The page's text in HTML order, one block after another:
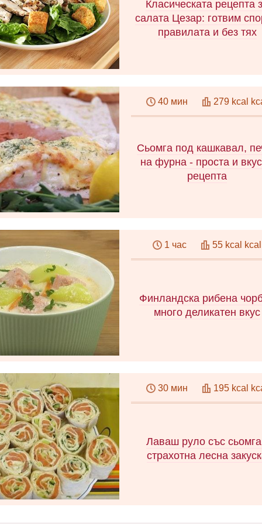
пипер. Методи за
бучки.
Класическата рецепта
салата Цезар: готвим
правилата и без тях
стъпка. Историята на
създаването на ястието.
версия от съвременните
интерпретации. "Цезар" с
съставки и морски дарове.
40 мин 279 kcal
Сьомга под кашкавал,
на фурна - проста и
рецепта
стъпка снимки.
версия на готвене под
1 час 55 kcal kcal
Финландска рибена
много деликатен вкус
проста и достъпна рецепта
стъпка по стъпка снимки,
30 мин 195 kcal
Лаваш руло със
страхотна лесна